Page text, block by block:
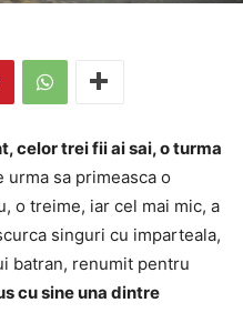
celor trei fii ai sai, o turma
urma sa primeasca o
o treime, iar cel mai mic, a
singuri cu imparteala,
batran, renumit pentru
cu sine una dintre